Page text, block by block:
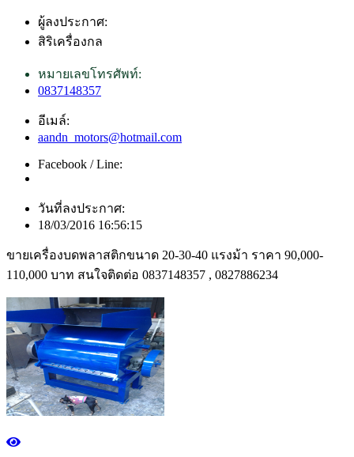
ผู้ลงประกาศ:
สิริเครื่องกล
หมายเลขโทรศัพท์:
0837148357
อีเมล์:
aandn_motors@hotmail.com
Facebook / Line:
วันที่ลงประกาศ:
18/03/2016 16:56:15
ขายเครื่องบดพลาสติกขนาด 20-30-40 แรงม้า ราคา 90,000-
110,000 บาท สนใจติดต่อ 0837148357 , 0827886234